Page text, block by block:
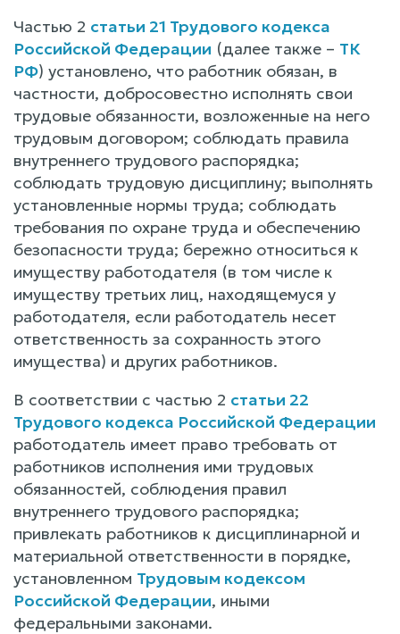
Частью 2 статьи 21 Трудового кодекса
Российской Федерации (далее также – ТК
РФ) установлено, что работник обязан, в
частности, добросовестно исполнять свои
трудовые обязанности, возложенные на него
трудовым договором; соблюдать правила
внутреннего трудового распорядка;
соблюдать трудовую дисциплину; выполнять
установленные нормы труда; соблюдать
требования по охране труда и обеспечению
безопасности труда; бережно относиться к
имуществу работодателя (в том числе к
имуществу третьих лиц, находящемуся у
работодателя, если работодатель несет
ответственность за сохранность этого
имущества) и других работников.
В соответствии с частью 2 статьи 22
Трудового кодекса Российской Федерации
работодатель имеет право требовать от
работников исполнения ими трудовых
обязанностей, соблюдения правил
внутреннего трудового распорядка;
привлекать работников к дисциплинарной и
материальной ответственности в порядке,
установленном Трудовым кодексом
Российской Федерации, иными
федеральными законами.